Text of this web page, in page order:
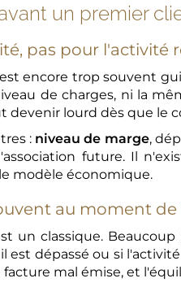
un premier
pas pour l'activité
est encore trop souvent
de charges, ni la
devenir lourd dès que le
: niveau de marge,
future. Il
modèle économique.
au moment
un classique.
est dépassé ou si
mal émise, et